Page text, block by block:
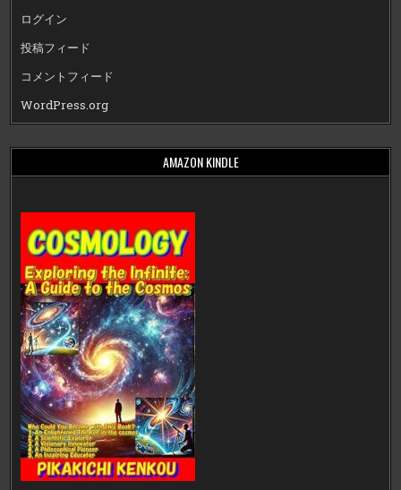
ログイン
投稿フィード
コメントフィード
WordPress.org
AMAZON KINDLE